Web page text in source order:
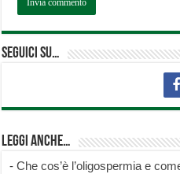
Seguici su…
Leggi anche…
-Che cos’è l’oligospermia e